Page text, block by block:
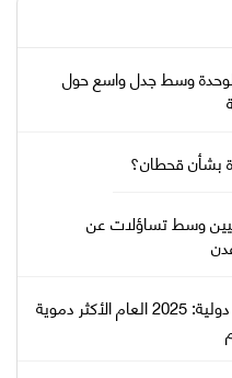
وسط جدل واسع حول
بشأن قحطان؟
وسط تساؤلات عن
صحافة في قلب خطوط النار .. لجنة دولية: 2025 العام الأكثر دموية